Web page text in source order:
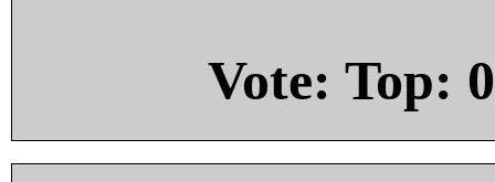
Vote: Top: 0